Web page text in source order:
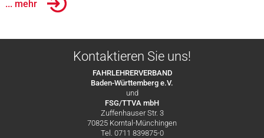
... mehr
Kontaktieren Sie uns!
FAHRLEHRERVERBAND
Baden-Württemberg e.V.
und
FSG/TTVA mbH
Zuffenhauser Str. 3
70825 Korntal-Münchingen
Tel. 0711 839875-0